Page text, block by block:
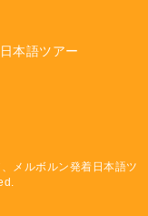
本語ツアー
メルボルン発着日本語ツ